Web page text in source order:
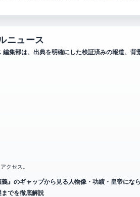
ニュース
編集部は、出典を明確にした検証済みの報道、背
クセス。
』のギャップから見る人物像・功績・皇帝にな
でを徹底解説